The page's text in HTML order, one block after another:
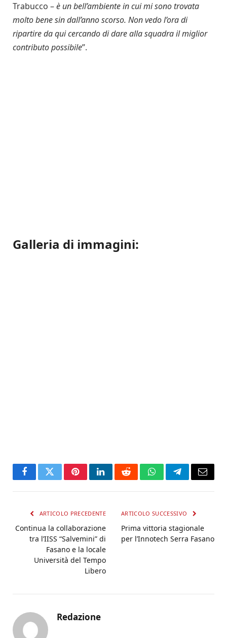
Trabucco –è un bell’ambiente in cui mi sono trovata
molto bene sin dall’anno scorso. Non vedo l’ora di
ripartire da qui cercando di dare alla squadra il miglior
contributo possibile”.
Galleria di immagini:
FacebookTwitterPinterestLinkedInRedditWhatsAppTelegramEmail
ARTICOLO PRECEDENTE
Continua la collaborazione
tra l’IISS “Salvemini” di
Fasano e la locale
Università del Tempo
Libero
ARTICOLO SUCCESSIVO
Prima vittoria stagionale
per l’Innotech Serra Fasano
Redazione